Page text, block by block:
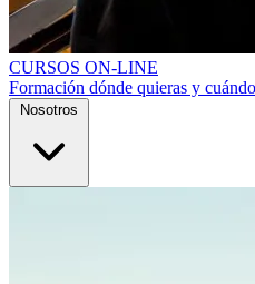
CURSOS ON-LINE
Formación dónde quieras y
Nosotros